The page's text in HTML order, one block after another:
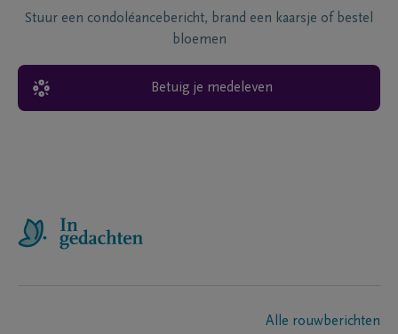
Stuur een condoléancebericht, brand een kaarsje of bestel
bloemen
Betuig je medeleven
Alle rouwberichten